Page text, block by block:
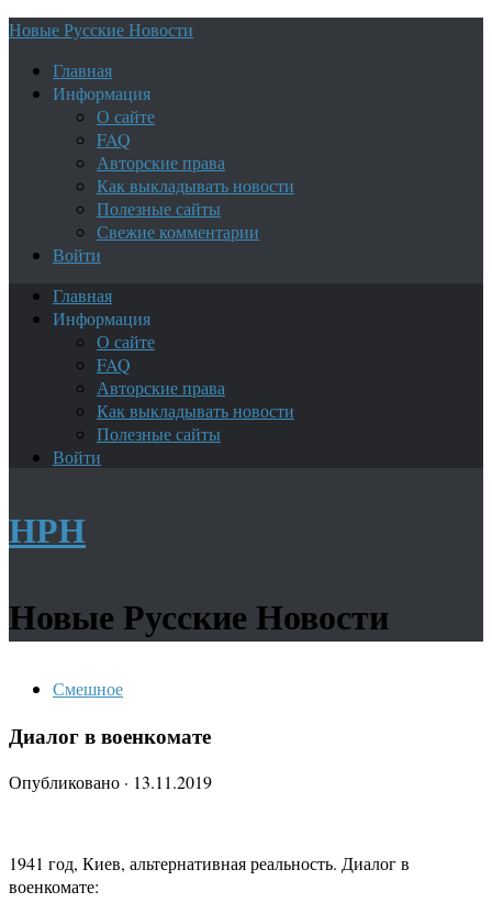
Новые Русские Новости
Главная
Информация
О сайте
FAQ
Авторские права
Как выкладывать новости
Полезные сайты
Свежие комментарии
Войти
Главная
Информация
О сайте
FAQ
Авторские права
Как выкладывать новости
Полезные сайты
Войти
НРН
Новые Русские Новости
Смешное
Диалог в военкомате
Опубликовано · 13.11.2019
1941 год, Киев, альтернативная реальность. Диалог в
военкомате: